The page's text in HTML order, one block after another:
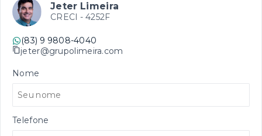
Jeter Limeira
CRECI - 4252F
(83) 9 9808-4040
jeter@grupolimeira.com
Nome
Telefone